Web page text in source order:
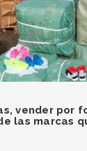
vender por
las marcas